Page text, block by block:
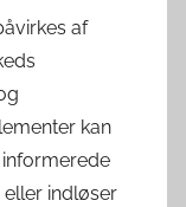
af
kan
eller indløser